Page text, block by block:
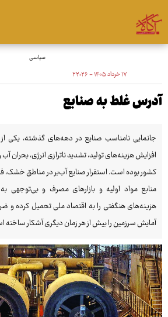
سیاسی
۱۷ خرداد ۱۴۰۵ - ۲۲:۲۶
آدرس غلط به صنایع
جانمایی نامناسب صنایع در دهه‌های گذشته، یکی از
افزایش هزینه‌های تولید، تشدید ناترازی انرژی،
کشور بوده است. استقرار صنایع آب‌بر در مناطق خشک،
منابع مواد اولیه و بازارهای مصرف و بی‌توجهی
هزینه‌های هنگفتی را به اقتصاد ملی تحمیل کرده و
آمایش سرزمین را بیش از هر زمان دیگری آشکار ساخته